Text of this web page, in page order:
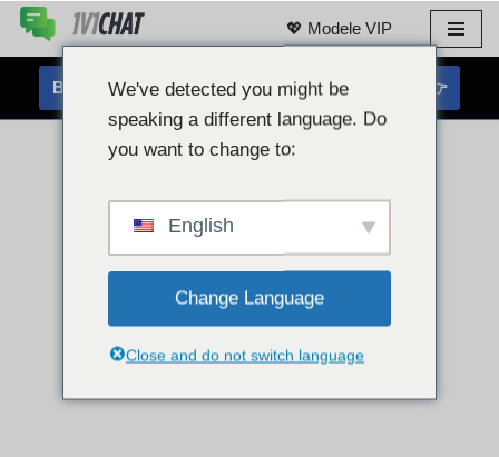
Przejdź
treści
💖 Modele VIP
BEZPŁATNY CZAT Z KAMERĄ INTERNETOWĄ 👉
We've detected you might be
speaking a different language. Do
you want to change to:
English
Change Language
Close and do not switch language